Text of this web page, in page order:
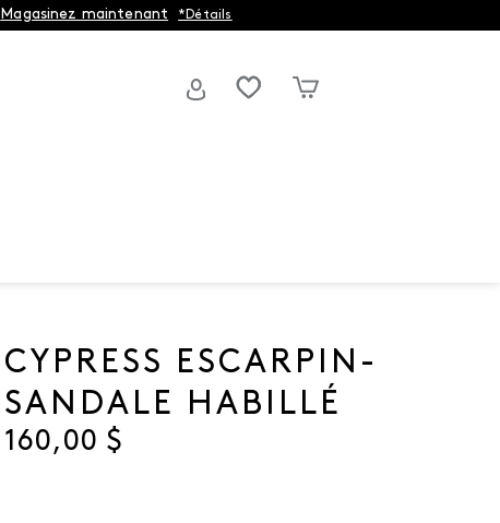
Magasinez maintenant *Détails
CYPRESS ESCARPIN-
SANDALE HABILLÉ
Prix actuel
160,00 $